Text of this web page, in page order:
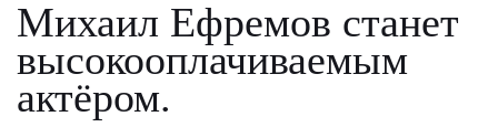
Михаил Ефремов станет
высокооплачиваемым
актёром.